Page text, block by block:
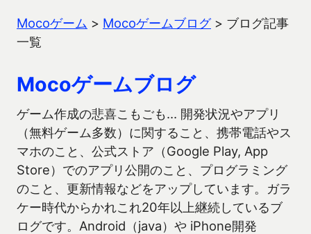
Mocoゲーム > Mocoゲームブログ> ブログ記事
一覧
Mocoゲームブログ
ゲーム作成の悲喜こもごも… 開発状況やアプリ
（無料ゲーム多数）に関すること、携帯電話やス
マホのこと、公式ストア（Google Play, App
Store）でのアプリ公開のこと、プログラミング
のこと、更新情報などをアップしています。ガラ
ケー時代からかれこれ20年以上継続しているブ
ログです。Android（java）や iPhone開発